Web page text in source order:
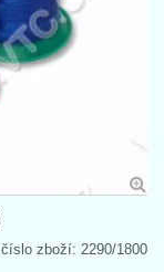
číslo zboží: 2290/1800